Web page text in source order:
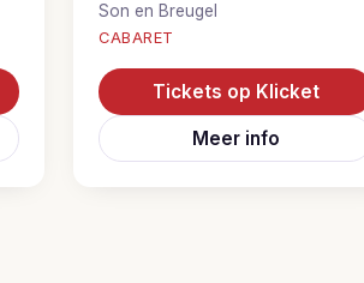
Son en Breugel
CABARET
Tickets op Klicket
Meer info